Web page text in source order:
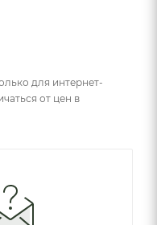
для интернет-
от цен в